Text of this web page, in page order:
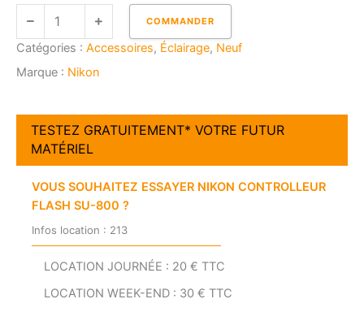
NIKON
Controlleur
800
COMMANDER
Catégories : Accessoires, Éclairage, Neuf
Marque : Nikon
TESTEZ GRATUITEMENT* VOTRE FUTUR
MATÉRIEL
VOUS SOUHAITEZ ESSAYER NIKON CONTROLLEUR
FLASH SU-800 ?
Infos location : 213
LOCATION JOURNÉE : 20 € TTC
LOCATION WEEK-END : 30 € TTC